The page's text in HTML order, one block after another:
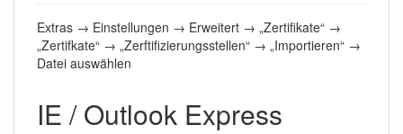
Extras → Einstellungen → Erweitert → „Zertifikate“ →
„Zertifkate“ → „Zerftifizierungsstellen“ → „Importieren“ →
Datei auswählen
IE / Outlook Express